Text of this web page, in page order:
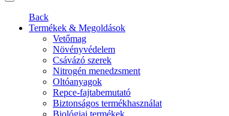
Back
Termékek & Megoldások
Vetőmag
Növényvédelem
Csávázó szerek
Nitrogén menedzsment
Oltóanyagok
Repce-fajtabemutató
Biztonságos termékhasználat
Biológiai termékek